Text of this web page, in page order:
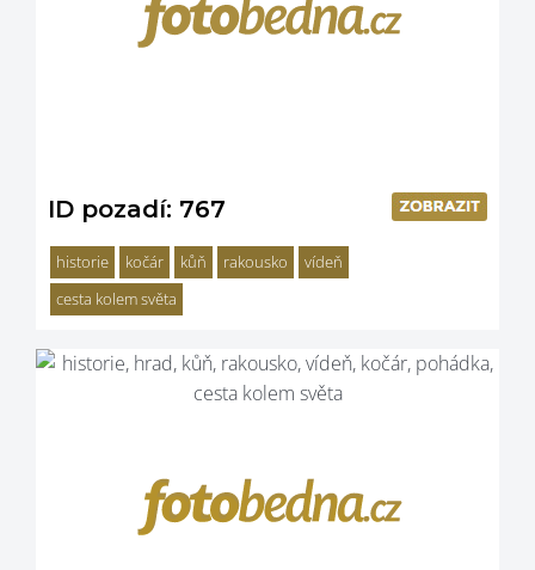
ID pozadí: 767
historie kočár kůň rakousko
vídeň
cesta kolem světa